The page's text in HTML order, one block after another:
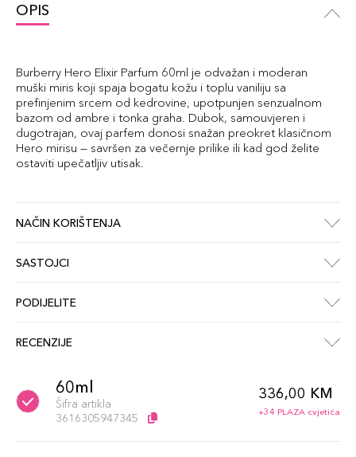
OPIS
Burberry Hero Elixir Parfum 60ml je odvažan i moderan
muški miris koji spaja bogatu kožu i toplu vaniliju sa
prefinjenim srcem od kedrovine, upotpunjen senzualnom
bazom od ambre i tonka graha. Dubok, samouvjeren i
dugotrajan, ovaj parfem donosi snažan preokret klasičnom
Hero mirisu — savršen za večernje prilike ili kad god želite
ostaviti upečatljiv utisak.
NAČIN KORIŠTENJA
SASTOJCI
PODIJELITE
RECENZIJE
60ml
Šifra artikla
3616305947345
336,00 KM
+34 PLAZA cvjetića